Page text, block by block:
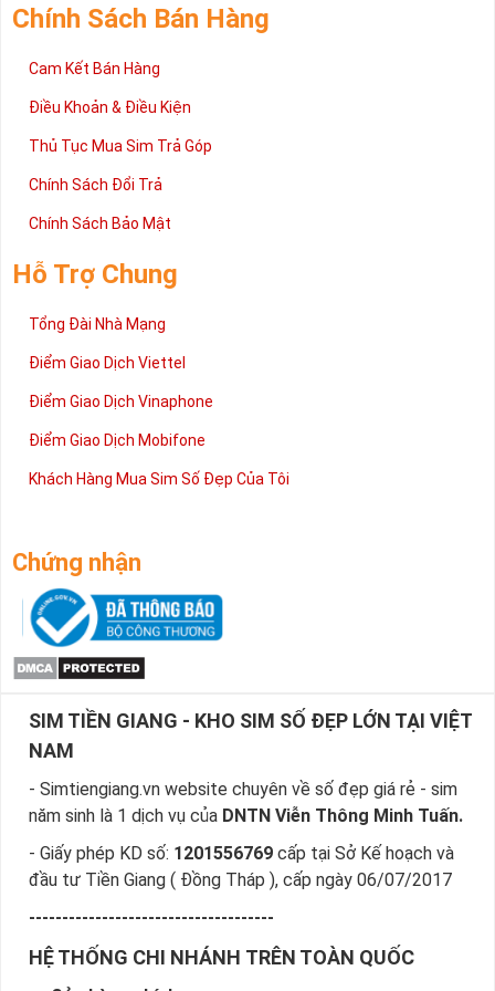
Chính Sách Bán Hàng
Cam Kết Bán Hàng
Điều Khoản & Điều Kiện
Thủ Tục Mua Sim Trả Góp
Chính Sách Đổi Trả
Chính Sách Bảo Mật
Hỗ Trợ Chung
Tổng Đài Nhà Mạng
Điểm Giao Dịch Viettel
Điểm Giao Dịch Vinaphone
Điểm Giao Dịch Mobifone
Khách Hàng Mua Sim Số Đẹp Của Tôi
Chứng nhận
SIM TIỀN GIANG - KHO SIM SỐ ĐẸP LỚN TẠI VIỆT
NAM
- Simtiengiang.vn website chuyên về số đẹp giá rẻ - sim
năm sinh là 1 dịch vụ của DNTN Viễn Thông Minh Tuấn.
- Giấy phép KD số: 1201556769 cấp tại Sở Kế hoạch và
đầu tư Tiền Giang ( Đồng Tháp ), cấp ngày 06/07/2017
-------------------------------------
HỆ THỐNG CHI NHÁNH TRÊN TOÀN QUỐC